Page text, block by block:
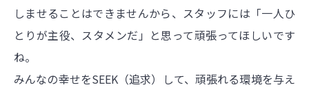
しませることはできませんから、スタッフには「一人ひ
とりが主役、スタメンだ」と思って頑張ってほしいです
ね。
みんなの幸せをSEEK（追求）して、頑張れる環境を与え